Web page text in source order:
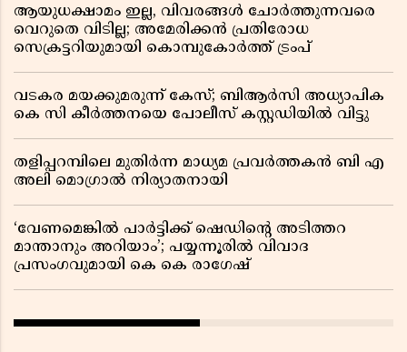
ആയുധക്ഷാമം ഇല്ല, വിവരങ്ങൾ ചോർത്തുന്നവരെ
വെറുതെ വിടില്ല; അമേരിക്കൻ പ്രതിരോധ
സെക്രട്ടറിയുമായി കൊമ്പുകോർത്ത് ട്രംപ്
വടകര മയക്കുമരുന്ന് കേസ്; ബിആർസി അധ്യാപിക
കെ സി കീർത്തനയെ പോലീസ് കസ്റ്റഡിയിൽ വിട്ടു
തളിപ്പറമ്പിലെ മുതിർന്ന മാധ്യമ പ്രവർത്തകൻ ബി എ
അലി മൊഗ്രാൽ നിര്യാതനായി
‘വേണമെങ്കിൽ പാർട്ടിക്ക് ഷെഡിൻ്റെ അടിത്തറ
മാന്താനും അറിയാം’; പയ്യന്നൂരിൽ വിവാദ
പ്രസംഗവുമായി കെ കെ രാഗേഷ്